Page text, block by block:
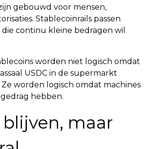
gebouwd voor mensen,
Stablecoinrails passen
continu kleine bedragen wil
worden niet logisch omdat
USDC in de supermarkt
worden logisch omdat machines
hebben.
maar